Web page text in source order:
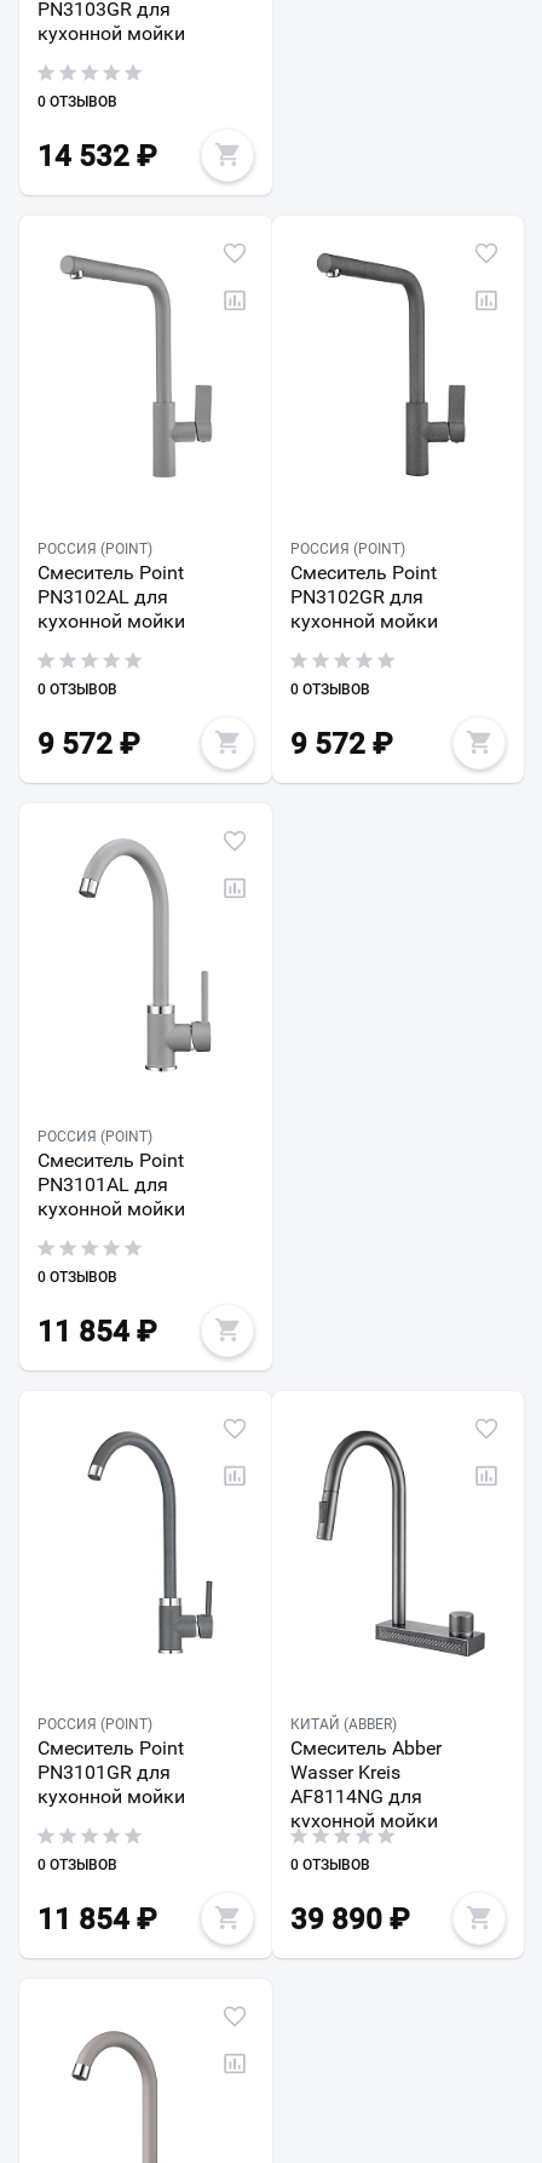
PN3103GR для
кухонной мойки
0 ОТЗЫВОВ
14 532 ₽
РОССИЯ (POINT)
Смеситель Point
PN3102AL для
кухонной мойки
0 ОТЗЫВОВ
9 572 ₽
РОССИЯ (POINT)
Смеситель Point
PN3102GR для
кухонной мойки
0 ОТЗЫВОВ
9 572₽
РОССИЯ (POINT)
Смеситель Point
PN3101AL для
кухонной мойки
0 ОТЗЫВОВ
11 854 ₽
РОССИЯ (POINT)
Смеситель Point
PN3101GR для
кухонной мойки
0 ОТЗЫВОВ
11 854 ₽
КИТАЙ (ABBER)
Смеситель Abber
Wasser Kreis
AF8114NG для
кухонной мойки
0 ОТЗЫВОВ
39 890₽